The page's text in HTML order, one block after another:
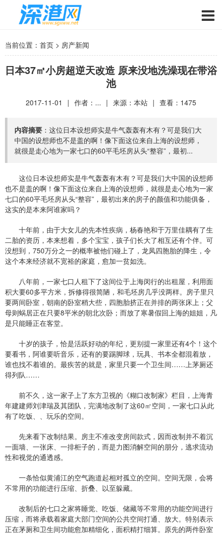
当前位置： 首页 > 房产新闻
日本37㎡小房超逆天改造 原来没地洗澡现在带浴
池
2017-11-01 | 作者：... | 来源：本站 | 查看： 1475
内容摘要 ：这位日本设想师实是牛气轰轰有木有？可是我们大
中国的设想师也不是盖的啊！像下面这位来自上海的设想师，
就很是走心地为一家七口的60平毛坯房从头“整容”，最初...
这位日本设想师实是牛气轰轰有木有？可是我们大中国的设想师
也不是盖的啊！像下面这位来自上海的设想师，就很是走心地为一家
七口的60平毛坯房从头“整容”，最初出来的房子的颜值和功能俱备，
这实的是本来阿谁家吗？
十年前，由于大女儿的先本性疾病，杨春艳和于万里佳耦有了生
二胎的资历，本来想着，多个宝宝，孩子们长大了相互还有个伴。可
没想到，750万分之一的概率被他们碰上了，龙凤四胞胎的降生，令
这个本来经济就不宽裕的家庭，愈加一贫如洗。
八年前，一家七口人租下了这间位于上海闵行的出租屋，利用面
积大要60多平方米，拆修得很简陋，和毛坯房几乎没两样。房子里只
要两间卧室，朝南的卧室稍大些，四胞胎挤正在并排的两张床上；父
母则蜗居正在只要8平米的朝北次卧；而放了寒暑假回上海的姐姐，凡
是只能睡正在客堂。
十岁的孩子，恰是活跃好动的年纪，更别提一家里还有4个！这个
要看书，阿谁要听音乐，还有的要踢脚球，玩具、书本全都混着放，
谁也找不着谁的。最疾苦的就是，家里只要一个卫生间……上茅厕还
得列队……
前不久，这一家子上了东方卫视的《糊口改制家》栏目，上海青
年建建师刘津瑞及其团队，完满地改制了这60㎡空间，一家七口从此
有了吃饭、、玩乐的空间。
先来看下改制结果。房主不准改变房间款式，因而改制并不着沉
一面墙、一张床、一排柜子的，而是力图消解空间的朋分，逃求流动
性和视觉的通透感。
一条恰似黄浦江的空气跑道起相对孤立的空间。空间无限，会将
不常用的功能进行压缩、折叠、以至躲藏。
改制后的七口之家将睡觉、吃饭、储藏等不常用的功能空间进行
压缩，而将承载着家庭大部门空间的公共空间打通、放大。特别表示
正在茅厕和卫生间功能愈加精细化，面积精打细算。原先的两件卧室